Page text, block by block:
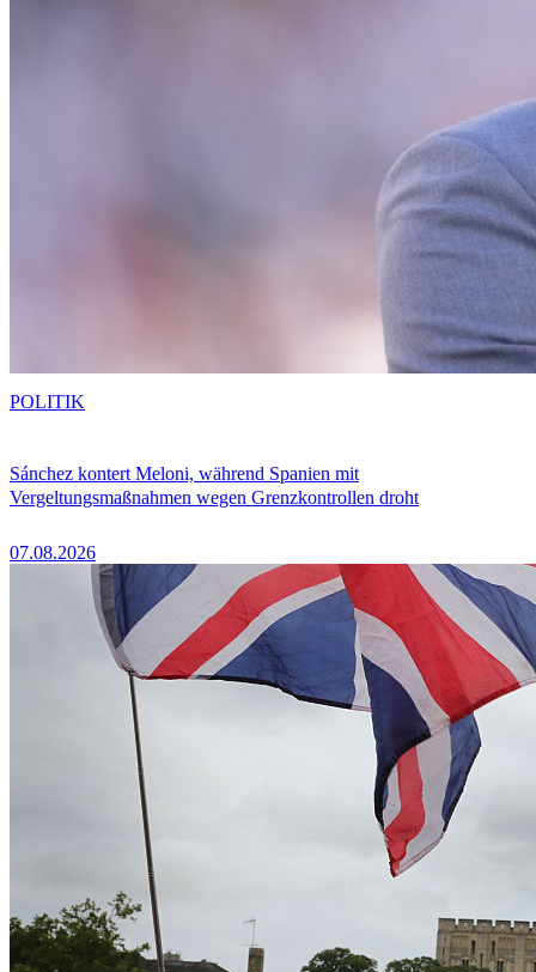
Sánchez kontert Meloni, während Spanien mit
Vergeltungsmaßnahmen wegen Grenzkontrollen droht
07.08.2026
POLITIK